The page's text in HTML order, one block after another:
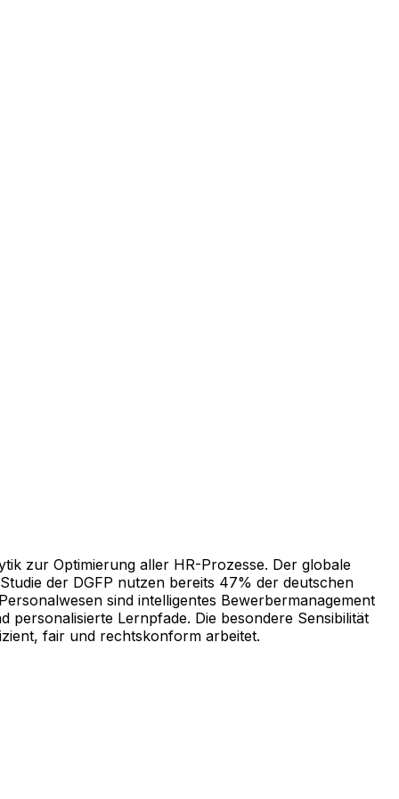
zur Optimierung aller HR-Prozesse. Der globale
der DGFP nutzen bereits 47% der deutschen
sind intelligentes Bewerbermanagement
personalisierte Lernpfade. Die besondere Sensibilität
fair und rechtskonform arbeitet.